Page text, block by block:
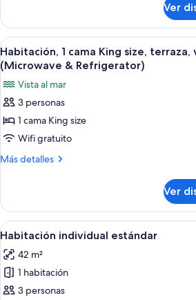
Pool
View
and
Balcony
Room
with
Pool
View
and
Balcony
Ver
Ver
todas
las
fotos
de
Habitación,
1
cama
terraza,
vista
al
océano
(Microwave
&
Un
6
Habitación, 1 cama King size, terraza,
(Microwave & Refrigerator)
Vista al mar
3 personas
1 cama King size
Wifi gratuito
Más detalles
Más
1
cama
King
terraza,
vista
al
océano
Ver
Ver
todas
las
fotos
de
Vista a
7
Habitación individual estándar
42 m²
1 habitación
3 personas